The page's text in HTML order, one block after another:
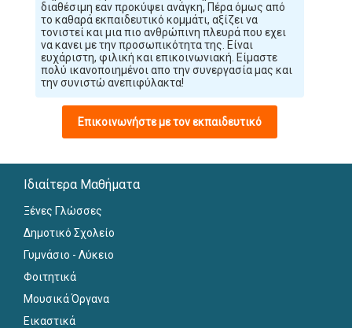
διαθέσιμη εαν προκύψει ανάγκη, Πέρα όμως από
το καθαρά εκπαιδευτικό κομμάτι, αξίζει να
τονιστεί και μια πιο ανθρώπινη πλευρά που εχει
να κανει με την προσωπικότητα της. Είναι
ευχάριστη, φιλική και επικοινωνιακή. Είμαστε
πολύ ικανοποιημένοι απο την συνεργασία μας και
την συνιστώ ανεπιφύλακτα!
Επικοινωνήστε με τον εκπαιδευτικό
Ιδιαίτερα Μαθήματα
Ξένες Γλώσσες
Δημοτικό Σχολείο
Γυμνάσιο - Λύκειο
Φοιτητικά
Μουσικά Όργανα
Εικαστικά